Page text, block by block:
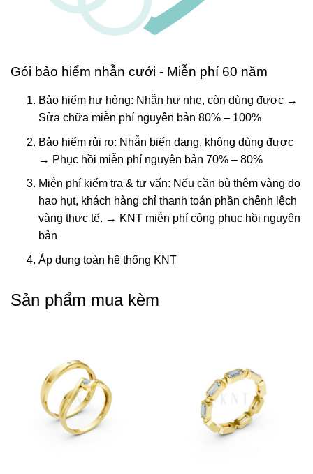
Gói bảo hiểm nhẫn cưới - Miễn phí 60 năm
Bảo hiểm hư hỏng: Nhẫn hư nhẹ, còn dùng được →
Sửa chữa miễn phí nguyên bản 80% – 100%
Bảo hiểm rủi ro: Nhẫn biến dạng, không dùng được
→ Phục hồi miễn phí nguyên bản 70% – 80%
Miễn phí kiểm tra & tư vấn: Nếu cần bù thêm vàng do
hao hụt, khách hàng chỉ thanh toán phần chênh lệch
vàng thực tế. → KNT miễn phí công phục hồi nguyên
bản
Áp dụng toàn hệ thống KNT
Sản phẩm mua kèm